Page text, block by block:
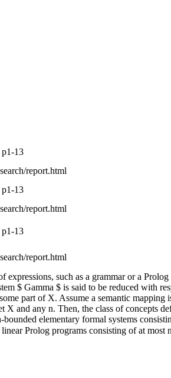
p1-13
report.html
p1-13
report.html
p1-13
report.html
expressions, such as a grammar or a
$ Gamma $ is said to be reduced with
part of X. Assume a semantic
X and any n. Then, the class of concepts
elementary formal systems
Prolog programs consisting of at